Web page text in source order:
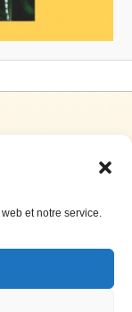
et notre service.
99 0